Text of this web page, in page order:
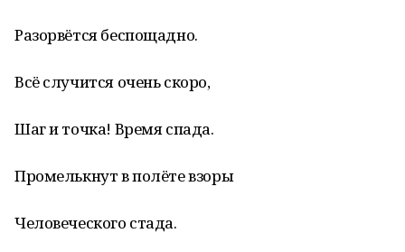
Разорвётся беспощадно.
Всё случится очень скоро,
Шаг и точка! Время спада.
Промелькнут в полёте взоры
Человеческого стада.